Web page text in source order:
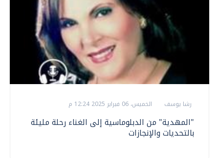
رشا يوسف الخميس، 06 فبراير 2025 12:24 م
"المهدية" من الدبلوماسية إلى الغناء رحلة مليئة
بالتحديات والإنجازات